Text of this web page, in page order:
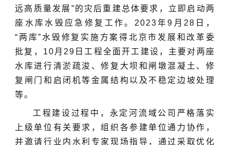
远高质量发展”的灾后重建总体要求，立即启动两
座水库水毁应急修复工作。2023年9月28日，
“两库”水毁修复实施方案得北京市发展和改革委
批复，10月29日工程全面开工建设，主要对两座
水库进行清淤疏浚、修复大坝和闸墩混凝土、修
复闸门和启闭机等金属结构以及不稳定边坡处理
等。
工程建设过程中，永定河流域公司严格落实
上级单位有关要求，组织各参建单位通力协作，
并邀请行业内水利专家现场指导，通过采取优化